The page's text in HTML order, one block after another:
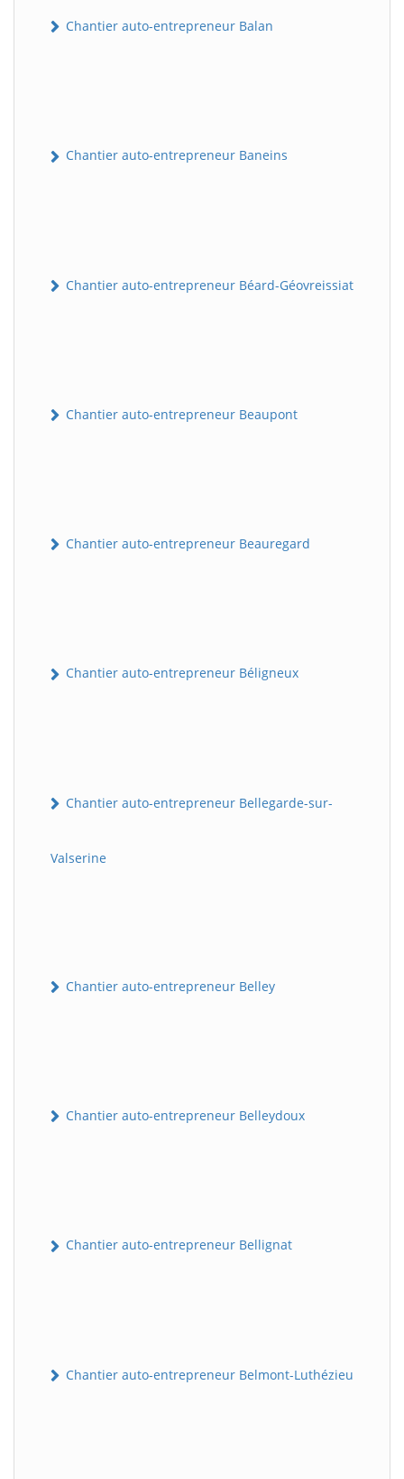
Chantier auto-entrepreneur Balan
Chantier auto-entrepreneur Baneins
Chantier auto-entrepreneur Béard-Géovreissiat
Chantier auto-entrepreneur Beaupont
Chantier auto-entrepreneur Beauregard
Chantier auto-entrepreneur Béligneux
Chantier auto-entrepreneur Bellegarde-sur-
Valserine
Chantier auto-entrepreneur Belley
Chantier auto-entrepreneur Belleydoux
Chantier auto-entrepreneur Bellignat
Chantier auto-entrepreneur Belmont-Luthézieu